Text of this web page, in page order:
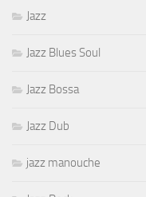
Jazz
Jazz Blues Soul
Jazz Bossa
Jazz Dub
jazz manouche